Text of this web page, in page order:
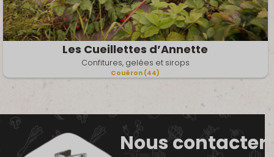
Les Cueillettes d’Annette
Confitures, gelées et sirops
Couëron (44)
Nous contacter